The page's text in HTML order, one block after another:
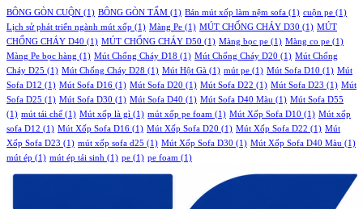
BÔNG GÒN CUỘN (1) BÔNG GÒN TẤM (1) Bán mút xốp làm nệm sofa (1) cuộn pe (1)
Lịch sử phát triển ngành mút xốp (1) Màng Pe (1) MÚT CHỐNG CHÁY D30 (1) MÚT
CHỐNG CHÁY D40 (1) MÚT CHỐNG CHÁY D50 (1) Màng bọc pe (1) Màng co pe (1)
Màng Pe bọc hàng (1) Mút Chống Cháy D18 (1) Mút Chống Cháy D20 (1) Mút Chống
Cháy D25 (1) Mút Chống Cháy D28 (1) Mút Hột Gà (1) mút pe (1) Mút Sofa D10 (1) Mút
Sofa D12 (1) Mút Sofa D16 (1) Mút Sofa D20 (1) Mút Sofa D22 (1) Mút Sofa D23 (1) Mút
Sofa D25 (1) Mút Sofa D30 (1) Mút Sofa D40 (1) Mút Sofa D40 Màu (1) Mút Sofa D55
(1) mút tái chế (1) Mút xốp là gì (1) mút xốp pe foam (1) Mút Xốp Sofa D10 (1) Mút xốp
sofa D12 (1) Mút Xốp Sofa D16 (1) Mút Xốp Sofa D20 (1) Mút Xốp Sofa D22 (1) Mút
Xốp Sofa D23 (1) mút xốp sofa d25 (1) Mút Xốp Sofa D30 (1) Mút Xốp Sofa D40 Màu (1)
mút ép (1) mút ép tái sinh (1) pe (1) pe foam (1)